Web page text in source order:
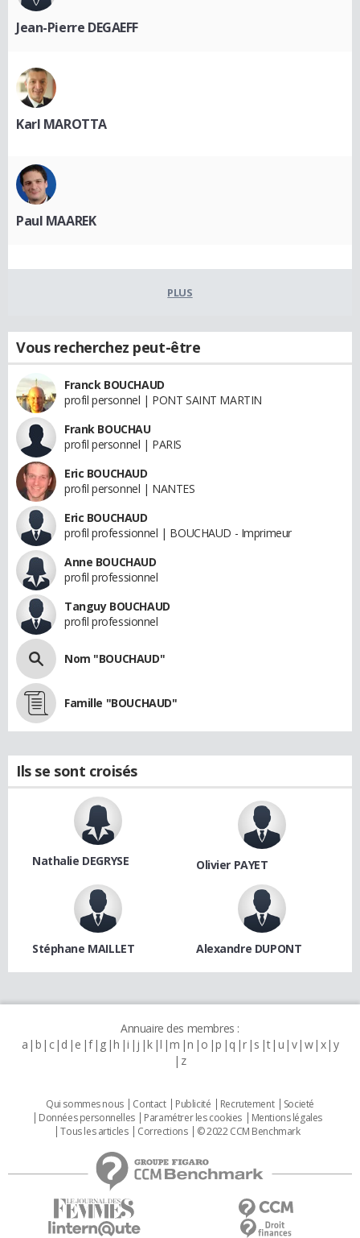
Jean-Pierre DEGAEFF
Karl MAROTTA
Paul MAAREK
PLUS
Vous recherchez peut-être
Franck BOUCHAUD
profil personnel | PONT SAINT MARTIN
Frank BOUCHAU
profil personnel | PARIS
Eric BOUCHAUD
profil personnel | NANTES
Eric BOUCHAUD
profil professionnel | BOUCHAUD - Imprimeur
Anne BOUCHAUD
profil professionnel
Tanguy BOUCHAUD
profil professionnel
Nom "BOUCHAUD"
Famille "BOUCHAUD"
Ils se sont croisés
Nathalie DEGRYSE Olivier PAYET
Stéphane MAILLET Alexandre DUPONT
Annuaire des membres :
a b c d e f g h i j k l m n o p q r s t u v w x y
z
Qui sommes nous Contact Publicité Recrutement
Societé
Données personnelles
Paramétrer les cookies
Mentions légales
Tous les articles
Corrections © 2022 CCM Benchmark